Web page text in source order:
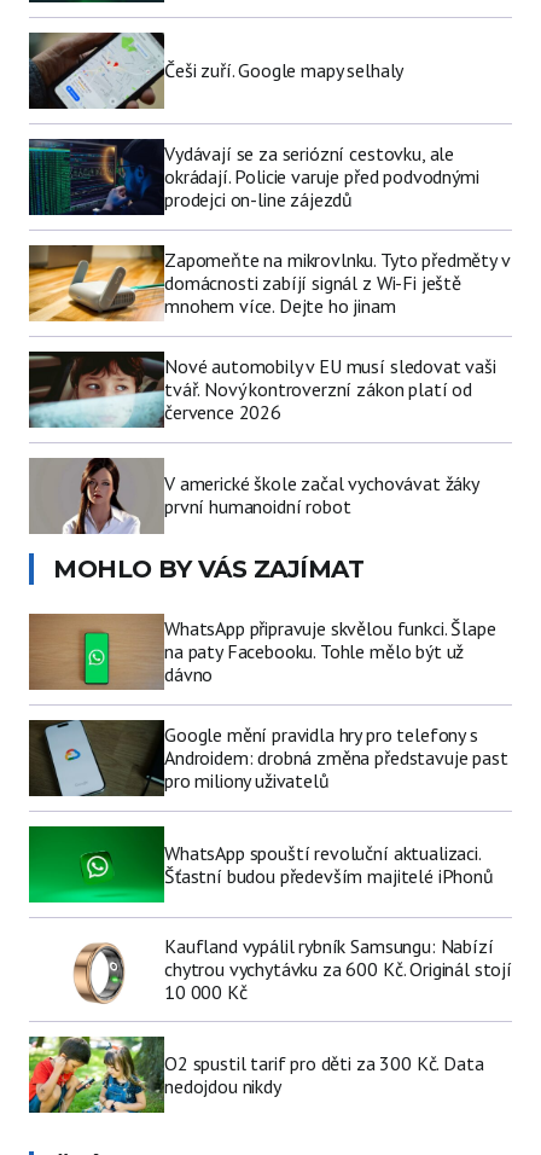
Češi zuří. Google mapy selhaly
Vydávají se za seriózní cestovku, ale
okrádají. Policie varuje před podvodnými
prodejci on-line zájezdů
Zapomeňte na mikrovlnku. Tyto předměty v
domácnosti zabíjí signál z Wi-Fi ještě
mnohem více. Dejte ho jinam
Nové automobily v EU musí sledovat vaši
tvář. Nový kontroverzní zákon platí od
července 2026
V americké škole začal vychovávat žáky
první humanoidní robot
MOHLO BY VÁS ZAJÍMAT
WhatsApp připravuje skvělou funkci. Šlape
na paty Facebooku. Tohle mělo být už
dávno
Google mění pravidla hry pro telefony s
Androidem: drobná změna představuje past
pro miliony uživatelů
WhatsApp spouští revoluční aktualizaci.
Šťastní budou především majitelé iPhonů
Kaufland vypálil rybník Samsungu: Nabízí
chytrou vychytávku za 600 Kč. Originál stojí
10 000 Kč
O2 spustil tarif pro děti za 300 Kč. Data
nedojdou nikdy